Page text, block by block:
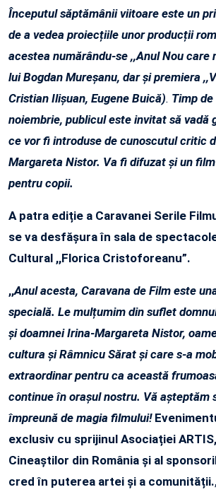
Începutul săptămânii viitoare este un
de a vedea proiecțiile unor producții
acestea numărându-se ,,Anul Nou care
lui Bogdan Mureșanu, dar și premiera
Cristian Ilișuan, Eugene Buică). Timp
noiembrie, publicul este invitat să vadă
ce vor fi introduse de cunoscutul critic
Margareta Nistor. Va fi difuzat și un
pentru copii.
A patra ediție a Caravanei Serile
se va desfășura în sala de
Cultural ,,Florica Cristoforeanu”.
,,Anul acesta, Caravana de Film este
specială. Le mulțumim din suflet
și doamnei Irina-Margareta Nistor,
cultura și Râmnicu Sărat și care s-a
extraordinar pentru ca această
continue în orașul nostru. Vă așteptăm
împreună de magia filmului!
exclusiv cu sprijinul Asociației
Cineaștilor din România și al
cred în puterea artei și a comunității.